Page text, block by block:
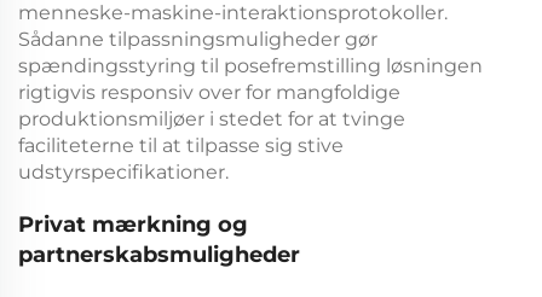
menneske-maskine-interaktionsprotokoller.
Sådanne tilpassningsmuligheder gør
spændingsstyring til posefremstilling løsningen
rigtigvis responsiv over for mangfoldige
produktionsmiljøer i stedet for at tvinge
faciliteterne til at tilpasse sig stive
udstyrspecifikationer.
Privat mærkning og
partnerskabsmuligheder